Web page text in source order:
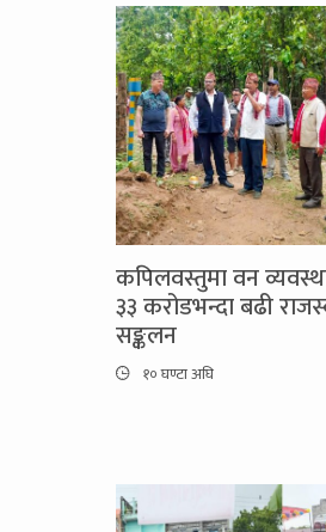
कपिलवस्तुमा वन
३३ करोडभन्दा बढी
सङ्कलन
१० घण्टा अघि